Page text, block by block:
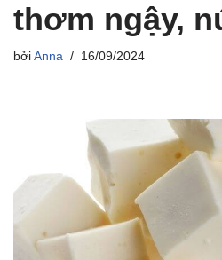
thơm ngậy,
bởi Anna 16/09/2024